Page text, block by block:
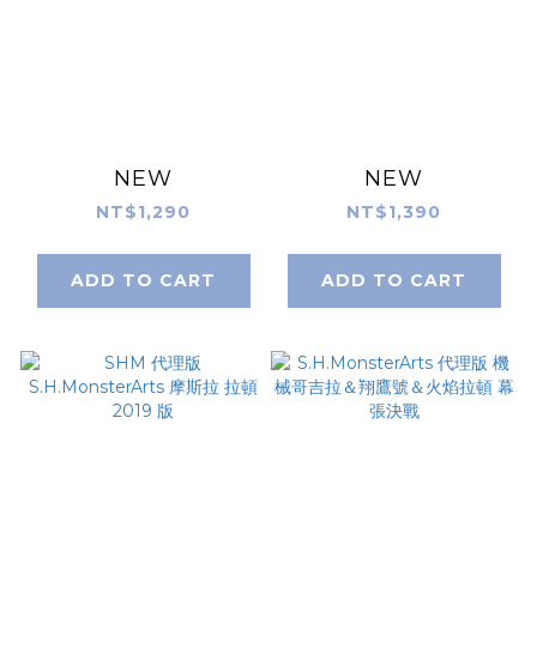
NEW
NT$1,290
ADD TO CART
NEW
NT$1,390
ADD TO CART